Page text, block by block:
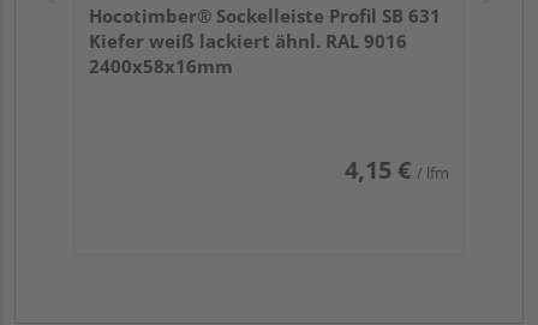
Hocotimber® Sockelleiste Profil SB 631
Kiefer weiß lackiert ähnl. RAL 9016
2400x58x16mm
4,15 € / lfm